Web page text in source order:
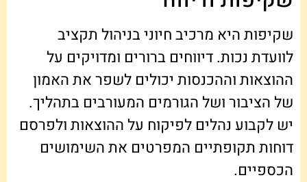
שקיפות היא מרכיב חיוני בניהול תקציב
לוועדת נכות. דיווחים ברורים ומדויקים על
ההוצאות וההכנסות יכולים לשפר את האמון
של הציבור ושל הגורמים המעורבים בתהליך.
יש לקבוע נהלים לפיקוח על ההוצאות ולפרסם
דוחות תקופתיים המפרטים את השימושים
הכספיים.